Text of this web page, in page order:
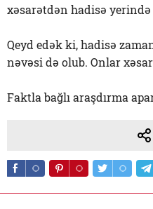
xəsarətdən hadisə yerində
Qeyd edək ki, hadisə
nəvəsi də olub. Onlar
Faktla bağlı araşdırma